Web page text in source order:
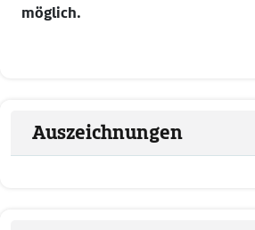
möglich.
Auszeichnungen